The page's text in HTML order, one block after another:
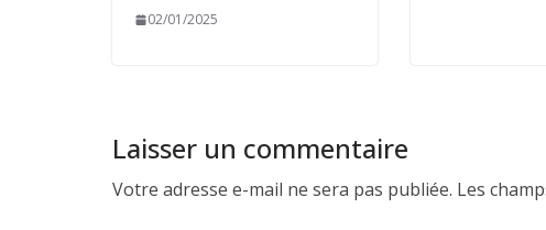
02/01/2025
Laisser un commentaire
Votre adresse e-mail ne sera pas publiée. Les